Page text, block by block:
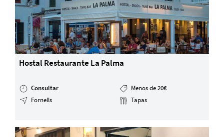
Hostal Restaurante La Palma
Consultar
Menos de 20€
Fornells
Tapas